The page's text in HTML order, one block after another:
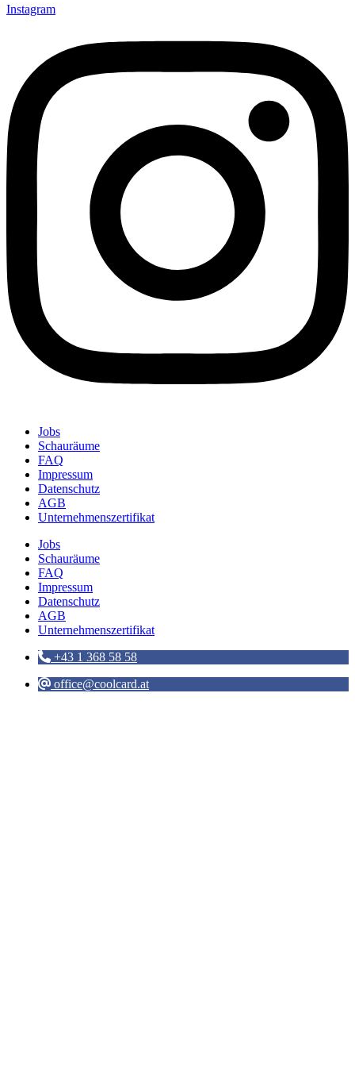
Instagram
Jobs
Schauräume
FAQ
Impressum
Datenschutz
AGB
Unternehmenszertifikat
Jobs
Schauräume
FAQ
Impressum
Datenschutz
AGB
Unternehmenszertifikat
+43 1 368 58 58
office@coolcard.at